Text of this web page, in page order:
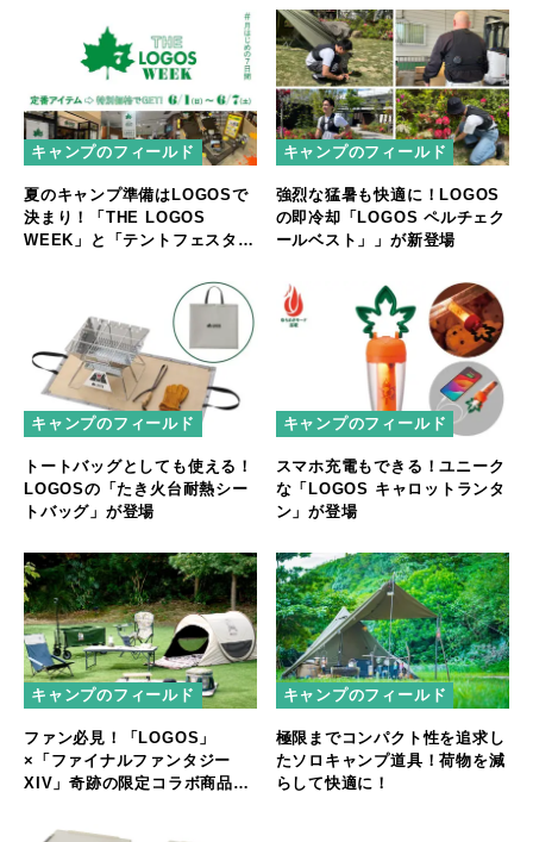
キャンプのフィールド
夏のキャンプ準備はLOGOSで
決まり！「THE LOGOS
WEEK」と「テントフェスタ」
キャンプのフィールド
強烈な猛暑も快適に！LOGOS
の即冷却「LOGOS ペルチェク
ールベスト」」が新登場
キャンプのフィールド
トートバッグとしても使える！
LOGOSの「たき火台耐熱シー
トバッグ」が登場
キャンプのフィールド
スマホ充電もできる！ユニーク
な「LOGOS キャロットランタ
ン」が登場
キャンプのフィールド
ファン必見！「LOGOS」
×「ファイナルファンタジー
XIV」奇跡の限定コラボ商品が
キャンプのフィールド
極限までコンパクト性を追求し
たソロキャンプ道具！荷物を減
らして快適に！